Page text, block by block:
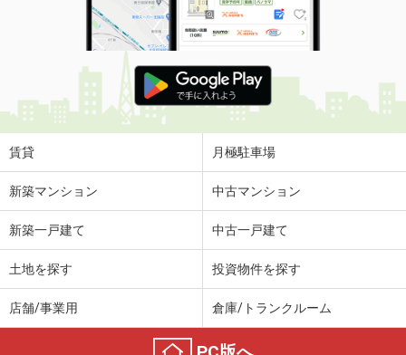
賃貸 月極駐車場
新築マンション 中古マンション
新築一戸建て 中古一戸建て
土地を探す 投資物件を探す
店舗/事業用 倉庫/トランクルーム